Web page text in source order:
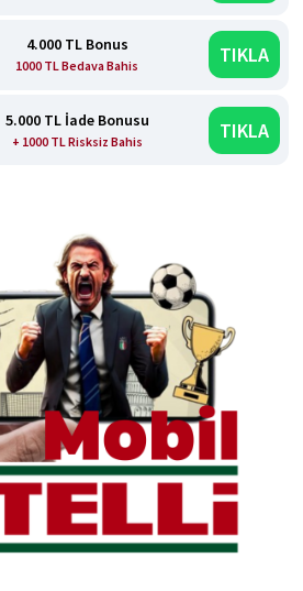
4.000 TL Bonus
1000 TL Bedava Bahis TIKLA
5.000 TL İade Bonusu
+ 1000 TL Risksiz Bahis TIKLA